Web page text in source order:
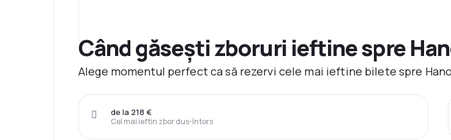
Când găsești zboruri ieftine spre
Alege momentul perfect ca să rezervi cele mai ieftine bilete spre
Cel mai ieftin zbor dus-întors
de la 218 €